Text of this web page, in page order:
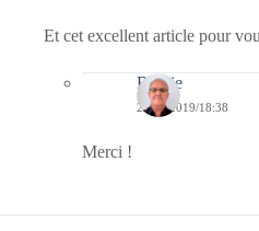
Et cet excellent article pour
Bernie
23/05/2019/18:38
Merci !